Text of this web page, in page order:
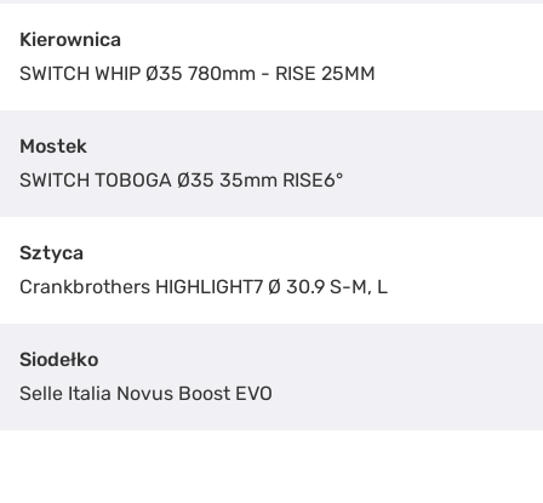
Kierownica
SWITCH WHIP Ø35 780mm - RISE 25MM
Mostek
SWITCH TOBOGA Ø35 35mm RISE6°
Sztyca
Crankbrothers HIGHLIGHT7 Ø 30.9 S-M, L
Siodełko
Selle Italia Novus Boost EVO